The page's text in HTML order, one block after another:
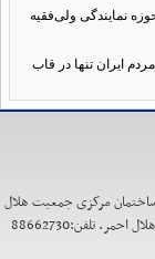
نمایندگی ولی‌فقیه
ایران تنها در قاب
هلال‌احمر برای
دهه اول محرم در
اجتماعی است /
انسان‌هاست
ساختمان مرکزی جمعیت هلال
احمر جمهوری اسلامی ایران، حوزه نمایندگی ولی فقیه در جمعیت هلال احمر. تلفن:88662730